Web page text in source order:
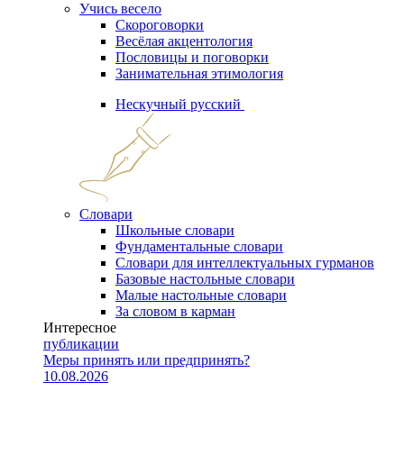
Учись весело
Скороговорки
Весёлая акцентология
Пословицы и поговорки
Занимательная этимология
Нескучный русский
Словари
Школьные словари
Фундаментальные словари
Словари для интеллектуальных гурманов
Базовые настольные словари
Малые настольные словари
За словом в карман
Интересное
публикации
Меры принять или предпринять?
10.08.2026